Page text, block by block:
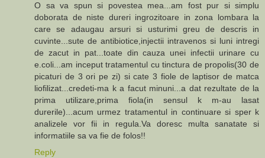
O sa va spun si povestea mea...am fost pur si simplu
doborata de niste dureri ingrozitoare in zona lombara la
care se adaugau arsuri si usturimi greu de descris in
cuvinte...sute de antibiotice,injectii intravenos si luni intregi
de zacut in pat...toate din cauza unei infectii urinare cu
e.coli...am inceput tratamentul cu tinctura de propolis(30 de
picaturi de 3 ori pe zi) si cate 3 fiole de laptisor de matca
liofilizat...credeti-ma k a facut minuni...a dat rezultate de la
prima utilizare,prima fiola(in sensul k m-au lasat
durerile)...acum urmez tratamentul in continuare si sper k
analizele vor fii in regula.Va doresc multa sanatate si
informatiile sa va fie de folos!!
Reply